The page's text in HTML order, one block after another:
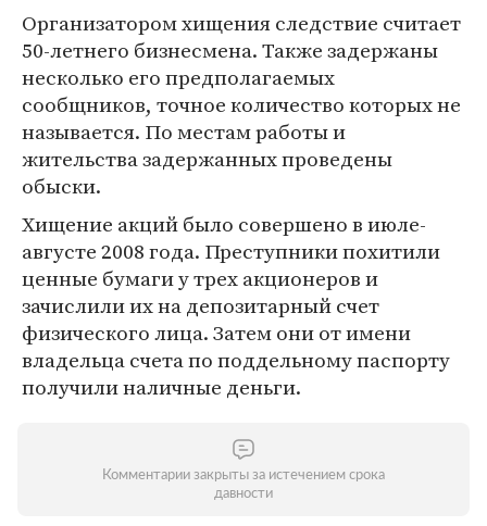
Организатором хищения следствие считает
50-летнего бизнесмена. Также задержаны
несколько его предполагаемых
сообщников, точное количество которых не
называется. По местам работы и
жительства задержанных проведены
обыски.
Хищение акций было совершено в июле-
августе 2008 года. Преступники похитили
ценные бумаги у трех акционеров и
зачислили их на депозитарный счет
физического лица. Затем они от имени
владельца счета по поддельному паспорту
получили наличные деньги.
Комментарии закрыты за истечением срока
давности